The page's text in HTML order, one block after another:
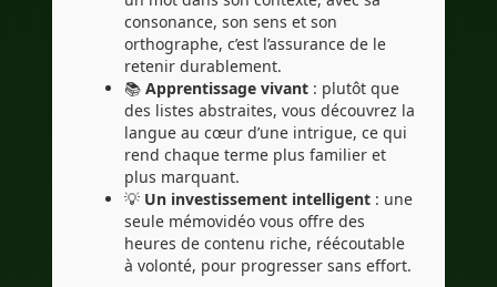
consonance, son sens et son
orthographe, c’est l’assurance de le
retenir durablement.
📚 Apprentissage vivant : plutôt que
des listes abstraites, vous découvrez la
langue au cœur d’une intrigue, ce qui
rend chaque terme plus familier et
plus marquant.
💡 Un investissement intelligent : une
seule mémovidéo vous offre des
heures de contenu riche, réécoutable
à volonté, pour progresser sans effort.